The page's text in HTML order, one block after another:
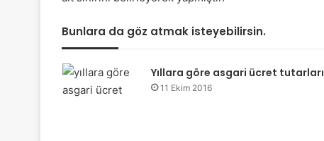
Bunlara da göz atmak isteyebilirsin.
Yıllara göre asgari ücret tutarları
11 Ekim 2016